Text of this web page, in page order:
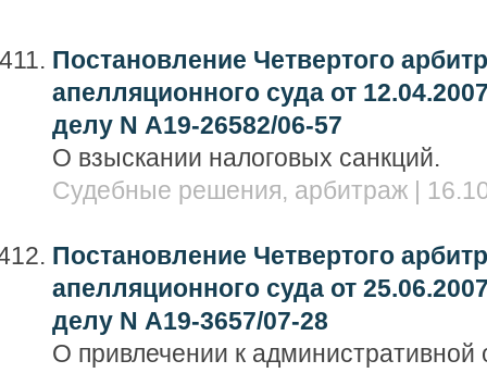
Постановление Четвертого
апелляционного суда от
делу N А19-26582/06-57
О взыскании налоговых санкций.
Судебные решения, арбитраж |
Постановление Четвертого
апелляционного суда от
делу N А19-3657/07-28
О привлечении к административной